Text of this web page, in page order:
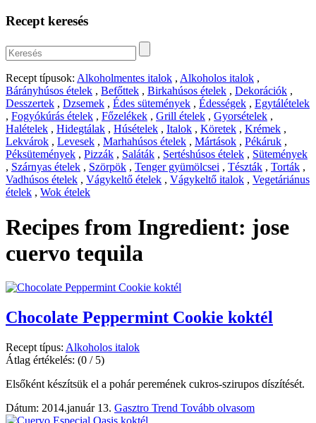
Recept keresés
Recept típusok: Alkoholmentes italok , Alkoholos italok ,
Bárányhúsos ételek , Befőttek , Birkahúsos ételek , Dekorációk ,
Desszertek , Dzsemek , Édes sütemények , Édességek , Egytálételek
, Fogyókúrás ételek , Főzelékek , Grill ételek , Gyorsételek ,
Halételek , Hidegtálak , Húsételek , Italok , Köretek , Krémek ,
Lekvárok , Levesek , Marhahúsos ételek , Mártások , Pékáruk ,
Péksütemények , Pizzák , Saláták , Sertéshúsos ételek , Sütemények
, Szárnyas ételek , Szörpök , Tenger gyümölcsei , Tészták , Torták ,
Vadhúsos ételek , Vágykeltő ételek , Vágykeltő italok , Vegetáriánus
ételek , Wok ételek
Recipes from Ingredient: jose
cuervo tequila
Chocolate Peppermint Cookie koktél
Recept típus: Alkoholos italok
Átlag értékelés: (0 / 5)
Elsőként készítsük el a pohár peremének cukros-szirupos díszítését.
Dátum: 2014.január 13. Gasztro Trend Tovább olvasom